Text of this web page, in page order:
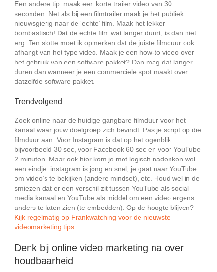
Een andere tip: maak een korte trailer video van 30
seconden. Net als bij een filmtrailer maak je het publiek
nieuwsgierig naar de ‘echte’ film. Maak het lekker
bombastisch! Dat de echte film wat langer duurt, is dan niet
erg. Ten slotte moet ik opmerken dat de juiste filmduur ook
afhangt van het type video. Maak je een how-to video over
het gebruik van een software pakket? Dan mag dat langer
duren dan wanneer je een commerciele spot maakt over
datzelfde software pakket.
Trendvolgend
Zoek online naar de huidige gangbare filmduur voor het
kanaal waar jouw doelgroep zich bevindt. Pas je script op die
filmduur aan. Voor Instagram is dat op het ogenblik
bijvoorbeeld 30 sec, voor Facebook 60 sec en voor YouTube
2 minuten. Maar ook hier kom je met logisch nadenken wel
een eindje: instagram is jong en snel, je gaat naar YouTube
om video’s te bekijken (andere mindset), etc. Houd wel in de
smiezen dat er een verschil zit tussen YouTube als social
media kanaal en YouTube als middel om een video ergens
anders te laten zien (te embedden). Op de hoogte blijven?
Kijk regelmatig op Frankwatching voor de nieuwste
videomarketing tips.
Denk bij online video marketing na over
houdbaarheid